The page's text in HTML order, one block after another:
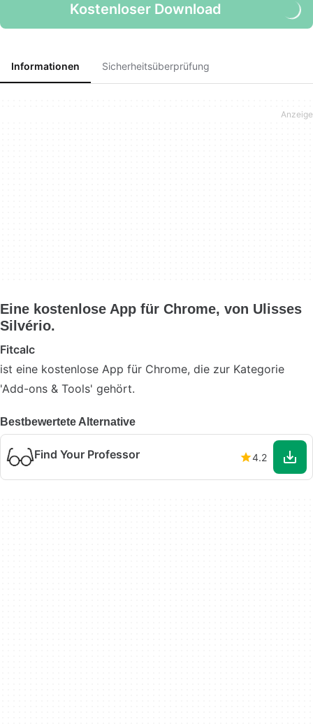
Kostenloser Download
Informationen Sicherheitsüberprüfung
Eine kostenlose App für Chrome, von Ulisses
Silvério.
Fitcalc
ist eine kostenlose App für Chrome, die zur Kategorie
'Add-ons & Tools' gehört.
Bestbewertete Alternative
Find Your Professor 4.2